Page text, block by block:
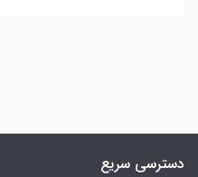
دسترسی سریع